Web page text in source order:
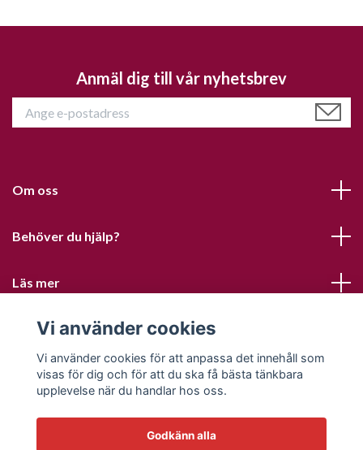
Anmäl dig till vår nyhetsbrev
Om oss
Behöver du hjälp?
Läs mer
Sociala medier
Vi använder cookies
Vi använder cookies för att anpassa det innehåll som
visas för dig och för att du ska få bästa tänkbara
upplevelse när du handlar hos oss.
Godkänn alla